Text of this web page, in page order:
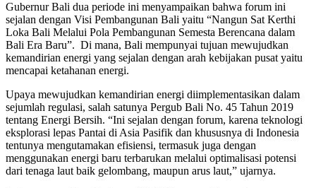
Gubernur Bali dua periode ini menyampaikan bahwa forum ini
sejalan dengan Visi Pembangunan Bali yaitu “Nangun Sat Kerthi
Loka Bali Melalui Pola Pembangunan Semesta Berencana dalam
Bali Era Baru”. Di mana, Bali mempunyai tujuan mewujudkan
kemandirian energi yang sejalan dengan arah kebijakan pusat yaitu
mencapai ketahanan energi.
Upaya mewujudkan kemandirian energi diimplementasikan dalam
sejumlah regulasi, salah satunya Pergub Bali No. 45 Tahun 2019
tentang Energi Bersih. “Ini sejalan dengan forum, karena teknologi
eksplorasi lepas Pantai di Asia Pasifik dan khususnya di Indonesia
tentunya mengutamakan efisiensi, termasuk juga dengan
menggunakan energi baru terbarukan melalui optimalisasi potensi
dari tenaga laut baik gelombang, maupun arus laut,” ujarnya.